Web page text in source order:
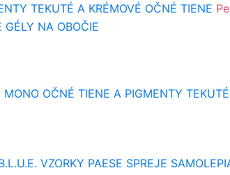
TEKUTÉ A KRÉMOVÉ OČNÉ TIENE
GÉLY NA OBOČIE
MONO OČNÉ TIENE A PIGMENTY
VZORKY PAESE SPREJE